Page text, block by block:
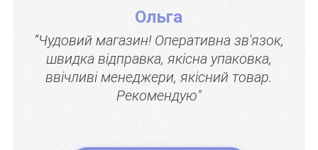
Ольга
“Чудовий магазин! Оперативна зв'язок,
швидка відправка, якісна упаковка,
ввічливі менеджери, якісний товар.
Рекомендую"